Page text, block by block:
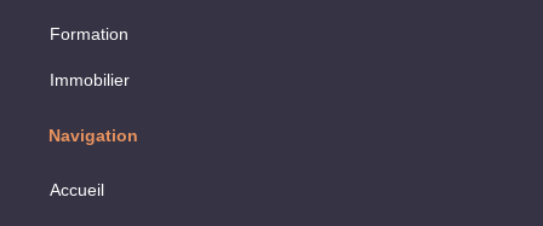
Formation
Immobilier
Navigation
Accueil